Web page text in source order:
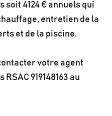
4124 € annuels qui
entretien de la
et de la piscine.
votre agent
919148163 au